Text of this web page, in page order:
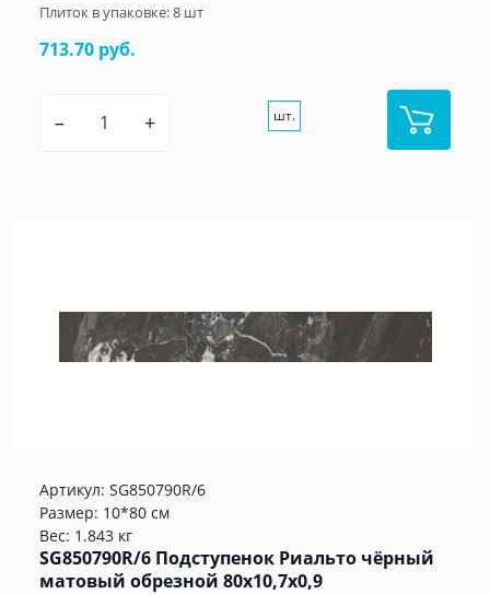
Плиток в упаковке:8 шт
713.70 руб.
– + шт.
Артикул: SG850790R/6
Размер: 10*80 см
Вес: 1.843 кг
SG850790R/6 Подступенок Риальто чёрный
матовый обрезной 80x10,7x0,9